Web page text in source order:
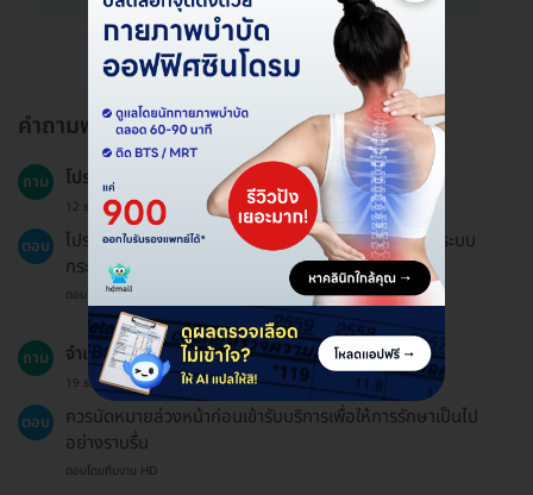
คำถามพบบ่อย
ถาม โปรแกรมนี้เหมาะสำหรับกลุ่มใด?
12 ธ.ค. 2023
ตอบ
โปรแกรมนี้เหมาะสำหรับผู้ที่มีอาการปวดหรืออักเสบจากระบบ
กระดูก กล้ามเนื้อ และเส้นเอ็น
ตอบโดยทีมงาน HD
ถาม จำเป็นต้องนัดหมายก่อนเข้ารับบริการหรือไม่?
19 ธ.ค. 2024
ตอบ
ควรนัดหมายล่วงหน้าก่อนเข้ารับบริการเพื่อให้การรักษาเป็นไป
อย่างราบรื่น
ตอบโดยทีมงาน HD